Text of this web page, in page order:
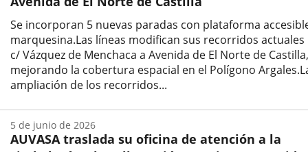
Se incorporan 5 nuevas paradas con plataforma
marquesina.Las líneas modifican sus recorridos
c/ Vázquez de Menchaca a Avenida de El Norte de Castilla,
mejorando la cobertura espacial en el Polígono
ampliación de los recorridos...
la
noticia
AUVASA traslada su oficina de atención a la
5 de junio de 2026